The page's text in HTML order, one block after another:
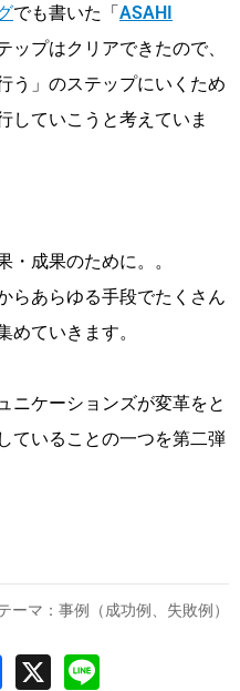
でも書いた「ASAHI
ップはクリアできたので、
う」のステップにいくため
していこうと考えていま
・成果のために。。
らあらゆる手段でたくさん
めていきます。
ニケーションズが変革をと
ていることの一つを第二弾
マ： 事例（成功例、失敗例）